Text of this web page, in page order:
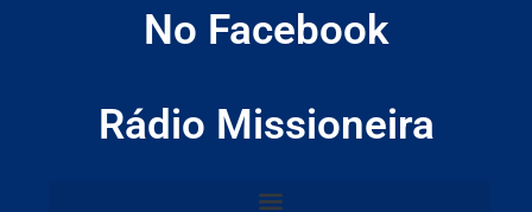
No Facebook
Rádio Missioneira